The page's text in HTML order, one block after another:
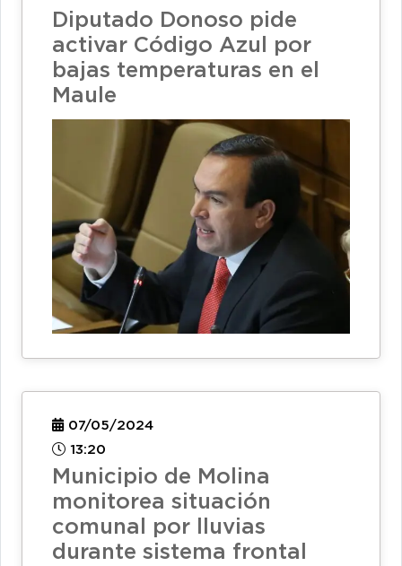
Diputado Donoso pide
activar Código Azul por
bajas temperaturas en el
Maule
07/05/2024
13:20
Municipio de Molina
monitorea situación
comunal por lluvias
durante sistema frontal